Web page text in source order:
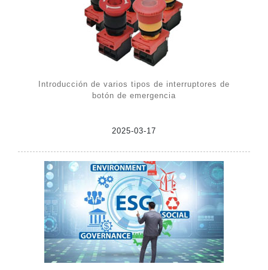
Introducción de varios tipos de interruptores de
botón de emergencia
2025-03-17